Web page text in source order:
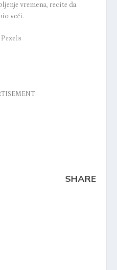
vremena, recite da
veći.
SHARE